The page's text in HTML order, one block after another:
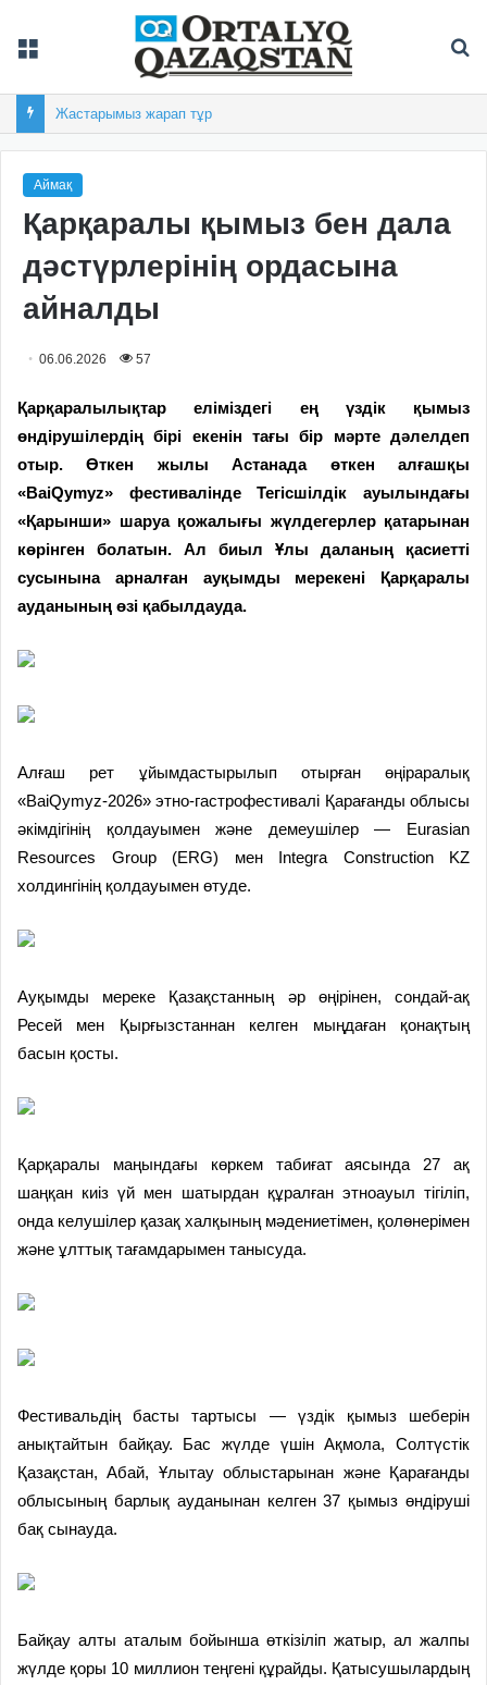
Жастарымыз жарап тұр
Аймақ
Қарқаралы қымыз бен дала
дәстүрлерінің ордасына
айналды
06.06.2026 57
Қарқаралылықтар еліміздегі ең үздік қымыз
өндірушілердің бірі екенін тағы бір мәрте дәлелдеп
отыр. Өткен жылы Астанада өткен алғашқы
«BaiQymyz» фестивалінде Тегісшілдік ауылындағы
«Қарынши» шаруа қожалығы жүлдегерлер қатарынан
көрінген болатын. Ал биыл Ұлы даланың қасиетті
сусынына арналған ауқымды мерекені Қарқаралы
ауданының өзі қабылдауда.
Алғаш рет ұйымдастырылып отырған өңіраралық
«BaiQymyz-2026» этно-гастрофестивалі Қарағанды облысы
әкімдігінің қолдауымен және демеушілер — Eurasian
Resources Group (ERG) мен Integra Construction KZ
холдингінің қолдауымен өтуде.
Ауқымды мереке Қазақстанның әр өңірінен, сондай-ақ
Ресей мен Қырғызстаннан келген мыңдаған қонақтың
басын қосты.
Қарқаралы маңындағы көркем табиғат аясында 27 ақ
шаңқан киіз үй мен шатырдан құралған этноауыл тігіліп,
онда келушілер қазақ халқының мәдениетімен, қолөнерімен
және ұлттық тағамдарымен танысуда.
Фестивальдің басты тартысы — үздік қымыз шеберін
анықтайтын байқау. Бас жүлде үшін Ақмола, Солтүстік
Қазақстан, Абай, Ұлытау облыстарынан және Қарағанды
облысының барлық ауданынан келген 37 қымыз өндіруші
бақ сынауда.
Байқау алты аталым бойынша өткізіліп жатыр, ал жалпы
жүлде қоры 10 миллион теңгені құрайды. Қатысушылардың